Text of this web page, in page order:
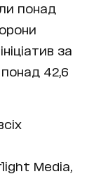
понад
за
понад 42,6
Media,